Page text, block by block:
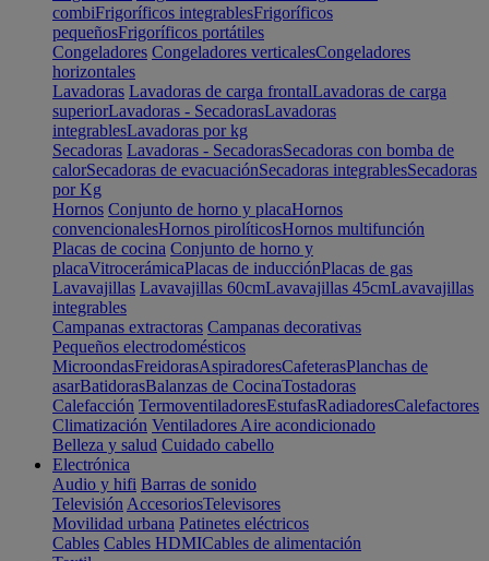
combiFrigoríficos integrablesFrigoríficos
pequeñosFrigoríficos portátiles
Congeladores Congeladores verticalesCongeladores
horizontales
Lavadoras Lavadoras de carga frontalLavadoras de carga
superiorLavadoras - SecadorasLavadoras
integrablesLavadoras por kg
Secadoras Lavadoras - SecadorasSecadoras con bomba de
calorSecadoras de evacuaciónSecadoras integrablesSecadoras
por Kg
Hornos Conjunto de horno y placaHornos
convencionalesHornos pirolíticosHornos multifunción
Placas de cocina Conjunto de horno y
placaVitrocerámicaPlacas de inducciónPlacas de gas
Lavavajillas Lavavajillas 60cmLavavajillas 45cmLavavajillas
integrables
Campanas extractoras Campanas decorativas
Pequeños electrodomésticos
MicroondasFreidorasAspiradoresCafeterasPlanchas de
asarBatidorasBalanzas de CocinaTostadoras
Calefacción TermoventiladoresEstufasRadiadoresCalefactores
Climatización Ventiladores Aire acondicionado
Belleza y salud Cuidado cabello
Electrónica
Audio y hifi Barras de sonido
Televisión AccesoriosTelevisores
Movilidad urbana Patinetes eléctricos
Cables Cables HDMICables de alimentación